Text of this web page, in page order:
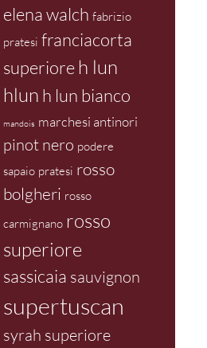
elena walch fabrizio
pratesi franciacorta
superiore h lun
hlun h lun bianco
mandois marchesi antinori
pinot nero podere
sapaio pratesi rosso
bolgheri rosso
carmignano rosso
superiore
sassicaia sauvignon
supertuscan
syrah superiore